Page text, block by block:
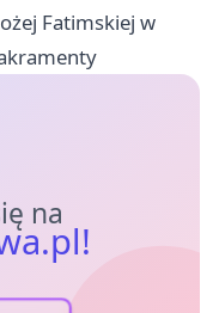
Fatimskiej w
na